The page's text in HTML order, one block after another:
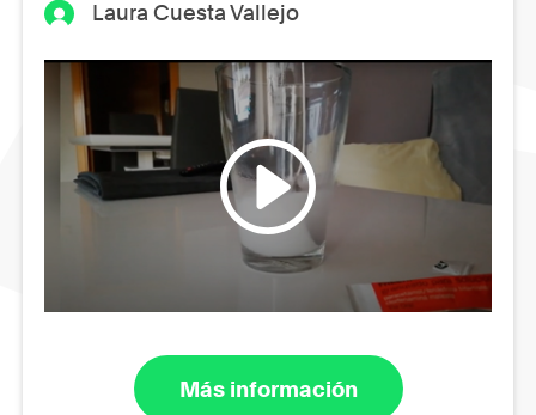
Laura Cuesta Vallejo
Más información